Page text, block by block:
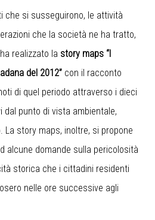
che si susseguirono, le attività
che la società ne ha tratto,
realizzato la story maps “I
del 2012” con il racconto
di quel periodo attraverso i dieci
punto di vista ambientale,
La story maps, inoltre, si propone
alcune domande sulla pericolosità
storica che i cittadini residenti
nelle ore successive agli